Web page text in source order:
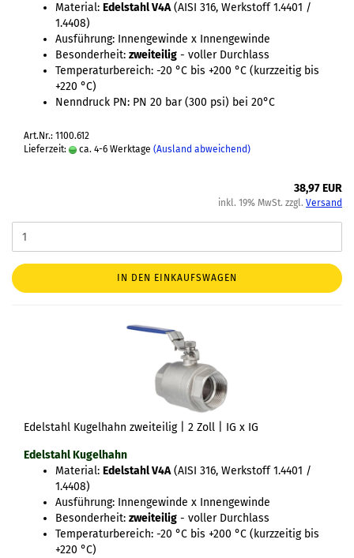
Material: Edelstahl V4A(AISI 316, Werkstoff 1.4401 /
1.4408)
Ausführung: Innengewinde x Innengewinde
Besonderheit: zweiteilig - voller Durchlass
Temperaturbereich: -20 °C bis +200 °C (kurzzeitig bis
+220 °C)
Nenndruck PN: PN 20 bar (300 psi) bei 20°C
Art.Nr.: 1100.612
Lieferzeit:
ca. 4-6 Werktage (Ausland abweichend)
38,97 EUR
inkl. 19% MwSt. zzgl. Versand
IN DEN EINKAUFSWAGEN
Edelstahl Kugelhahn zweiteilig | 2 Zoll | IG x IG
Edelstahl Kugelhahn
Material: Edelstahl V4A(AISI 316, Werkstoff 1.4401 /
1.4408)
Ausführung: Innengewinde x Innengewinde
Besonderheit: zweiteilig - voller Durchlass
Temperaturbereich: -20 °C bis +200 °C (kurzzeitig bis
+220 °C)